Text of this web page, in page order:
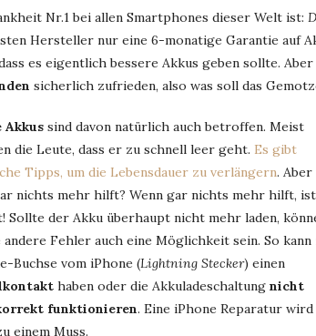
Nr.1 bei allen Smartphones dieser Welt ist:
Hersteller nur eine 6-monatige Garantie auf
es eigentlich bessere Akkus geben sollte.
sicherlich zufrieden, also was soll das
Akkus sind davon natürlich auch betroffen. Meist
die Leute, dass er zu schnell leer geht. Es gibt
Tipps, um die Lebensdauer zu verlängern. Aber
nichts mehr hilft? Wenn gar nichts mehr hilft,
Sollte der Akku überhaupt nicht mehr laden,
andere Fehler auch eine Möglichkeit sein. So kann
Buchse vom iPhone (Lightning Stecker) einen
haben oder die Akkuladeschaltung nicht
funktionieren. Eine iPhone Reparatur wird
einem Muss.